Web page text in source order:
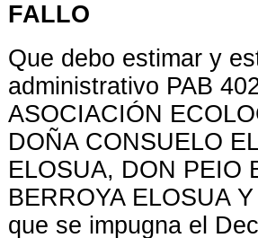
FALLO
Que debo estimar y
administrativo PAB
ASOCIACIÓN
DOÑA CONSUELO
ELOSUA, DON PEIO
BERROYA ELOSUA
que se impugna el